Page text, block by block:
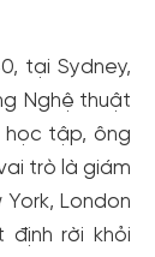
tại Sydney,
Nghệ thuật
học tập, ông
trò là giám
London
rời khỏi